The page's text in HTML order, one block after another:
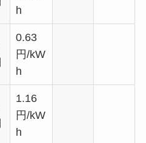
h
0.63
円/kW
h
1.16
円/kW
h